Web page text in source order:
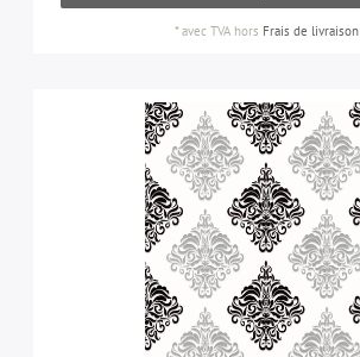
*avec TVAhors Frais de livraison